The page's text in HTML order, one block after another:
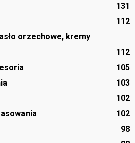
131
112
orzechowe, kremy
112
105
103
102
102
98